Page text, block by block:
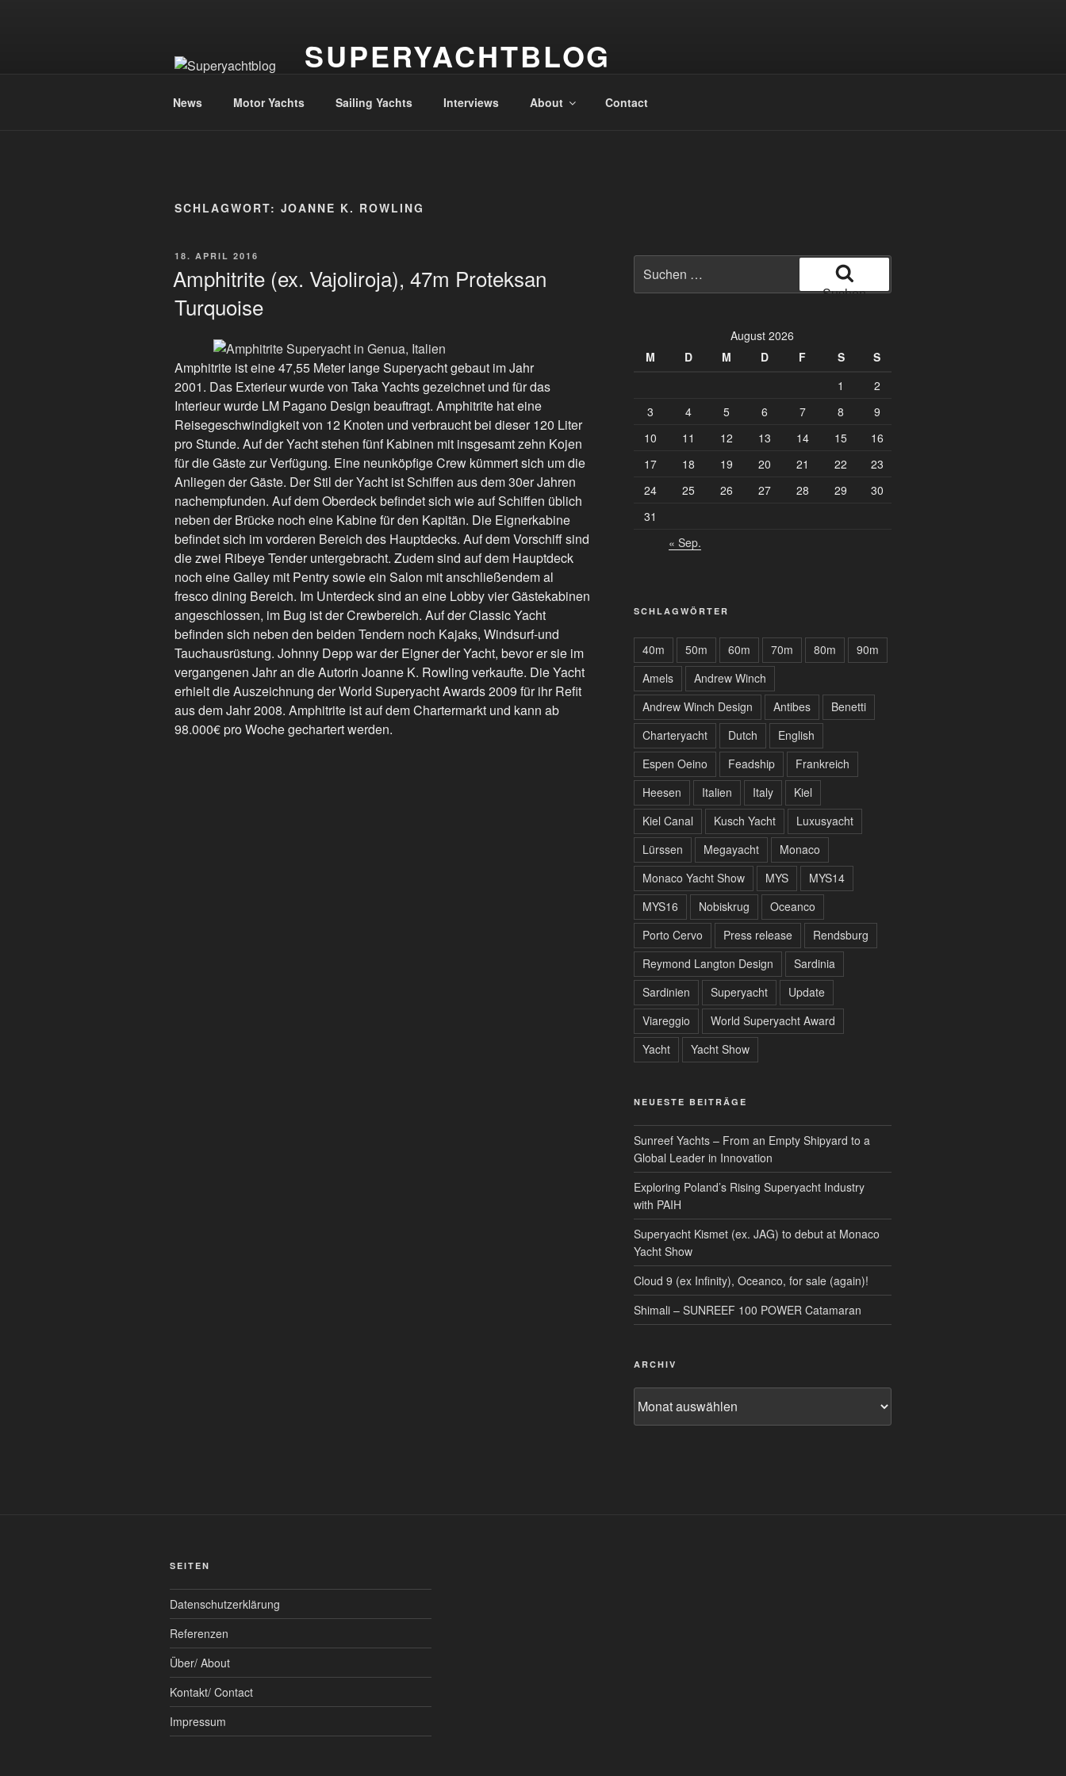
SUPERYACHTBLOG
News Motor Yachts Sailing Yachts Interviews About Contact
SCHLAGWORT: JOANNE K. ROWLING
VERÖFFENTLICHT
18. APRIL 2016
Amphitrite (ex. Vajoliroja), 47m Proteksan
Turquoise
Amphitrite ist eine 47,55 Meter lange Superyacht gebaut im Jahr
2001. Das Exterieur wurde von Taka Yachts gezeichnet und für das
Interieur wurde LM Pagano Design beauftragt. Amphitrite hat eine
Reisegeschwindigkeit von 12 Knoten und verbraucht bei dieser 120 Liter
pro Stunde. Auf der Yacht stehen fünf Kabinen mit insgesamt zehn Kojen
für die Gäste zur Verfügung. Eine neunköpfige Crew kümmert sich um die
Anliegen der Gäste. Der Stil der Yacht ist Schiffen aus dem 30er Jahren
nachempfunden. Auf dem Oberdeck befindet sich wie auf Schiffen üblich
neben der Brücke noch eine Kabine für den Kapitän. Die Eignerkabine
befindet sich im vorderen Bereich des Hauptdecks. Auf dem Vorschiff sind
die zwei Ribeye Tender untergebracht. Zudem sind auf dem Hauptdeck
noch eine Galley mit Pentry sowie ein Salon mit anschließendem al
fresco dining Bereich. Im Unterdeck sind an eine Lobby vier Gästekabinen
angeschlossen, im Bug ist der Crewbereich. Auf der Classic Yacht
befinden sich neben den beiden Tendern noch Kajaks, Windsurf-und
Tauchausrüstung. Johnny Depp war der Eigner der Yacht, bevor er sie im
vergangenen Jahr an die Autorin Joanne K. Rowling verkaufte. Die Yacht
erhielt die Auszeichnung der World Superyacht Awards 2009 für ihr Refit
aus dem Jahr 2008. Amphitrite ist auf dem Chartermarkt und kann ab
98.000€ pro Woche gechartert werden.
nach:
Suchen
August 2026
M
D M D F S
S
1
2
3
4 5 6 7 8
9
10
11 12 13 14 15
16
17
18 19 20 21 22
23
24
25 26 27 28 29
30
31
« Sep.
SCHLAGWÖRTER
40m 50m 60m 70m 80m
90m
Amels
Andrew Winch
Andrew Winch Design
Antibes
Benetti
Charteryacht
Dutch
English
Espen Oeino
Feadship
Frankreich
Heesen
Italien Italy
Kiel
Kiel Canal
Kusch Yacht
Luxusyacht
Lürssen
Megayacht
Monaco
Monaco Yacht Show
MYS
MYS14
MYS16
Nobiskrug
Oceanco
Porto Cervo
Press release
Rendsburg
Reymond Langton Design
Sardinia
Sardinien
Superyacht
Update
Viareggio
World Superyacht Award
Yacht
Yacht Show
NEUESTE BEITRÄGE
Sunreef Yachts – From an Empty Shipyard to a
Global Leader in Innovation
Exploring Poland’s Rising Superyacht Industry
with PAIH
Superyacht Kismet (ex. JAG) to debut at Monaco
Yacht Show
Cloud 9 (ex Infinity), Oceanco, for sale (again)!
Shimali – SUNREEF 100 POWER Catamaran
ARCHIV
SEITEN
Datenschutzerklärung
Referenzen
Über/ About
Kontakt/ Contact
Impressum